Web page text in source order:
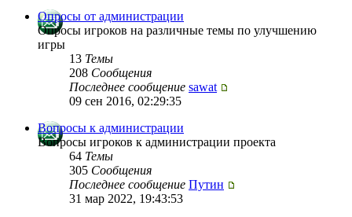
Опросы от администрации
Опросы игроков на различные темы по улучшению
игры
13 Темы
208 Сообщения
Последнее сообщение sawat
09 сен 2016, 02:29:35
Вопросы к администрации
Вопросы игроков к администрации проекта
64 Темы
305 Сообщения
Последнее сообщение Путин
31 мар 2022, 19:43:53